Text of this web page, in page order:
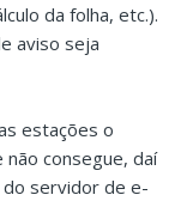
da folha, etc.).
aviso seja
estações o
consegue, daí
servidor de e-